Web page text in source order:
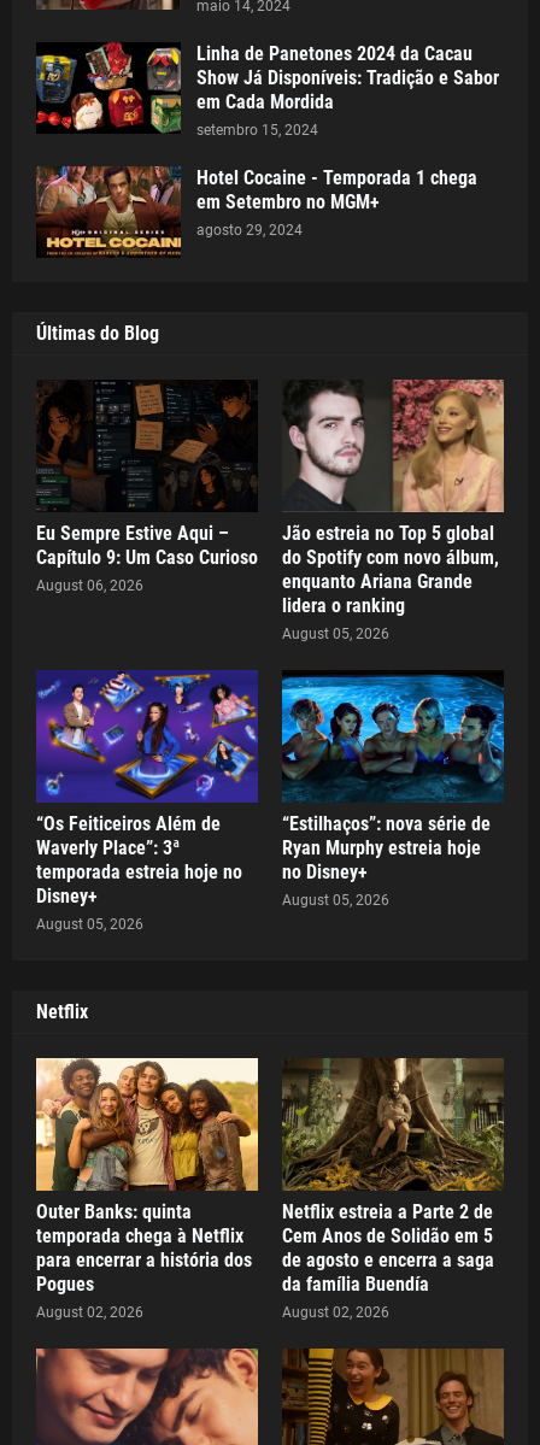
maio 14, 2024
Linha de Panetones 2024 da Cacau
Show Já Disponíveis: Tradição e Sabor
em Cada Mordida
setembro 15, 2024
Hotel Cocaine - Temporada 1 chega
em Setembro no MGM+
agosto 29, 2024
Últimas do Blog
Eu Sempre Estive Aqui –
Capítulo 9: Um Caso Curioso
August 06, 2026
Jão estreia no Top 5 global
do Spotify com novo álbum,
enquanto Ariana Grande
lidera o ranking
August 05, 2026
“Os Feiticeiros Além de
Waverly Place”: 3ª
temporada estreia hoje no
Disney+
August 05, 2026
“Estilhaços”: nova série de
Ryan Murphy estreia hoje
no Disney+
August 05, 2026
Netflix
Outer Banks: quinta
temporada chega à Netflix
para encerrar a história dos
Pogues
August 02, 2026
Netflix estreia a Parte 2 de
Cem Anos de Solidão em 5
de agosto e encerra a saga
da família Buendía
August 02, 2026